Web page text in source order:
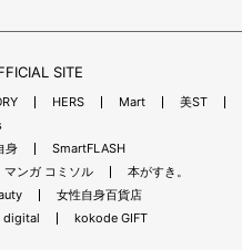
SITE
HERS Mart
美ST
身
SmartFLASH
マンガ コミソル
本がすき。
女性自身百貨店
digital kokode GIFT